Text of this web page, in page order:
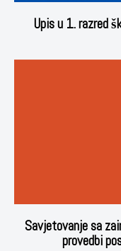
Upis u 1. razred
Savjetovanje sa
provedbi